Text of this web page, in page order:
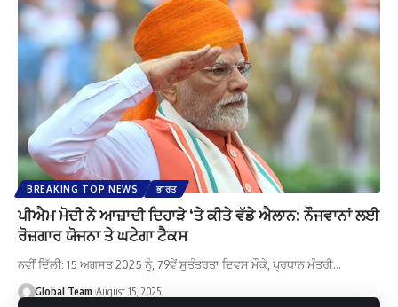
BREAKING TOP NEWS ਭਾਰਤ
ਪੀਐਮ ਮੋਦੀ ਨੇ ਆਜ਼ਾਦੀ ਦਿਹਾੜੇ ‘ਤੇ ਕੀਤੇ ਵੱਡੇ ਐਲਾਨ: ਨੌਜਵਾਨਾਂ ਲਈ
ਰੋਜ਼ਗਾਰ ਯੋਜਨਾ ਤੇ ਘਟੇਗਾ ਟੈਕਸ
ਨਵੀਂ ਦਿੱਲੀ: 15 ਅਗਸਤ 2025 ਨੂੰ, 79ਵੇਂ ਸੁਤੰਤਰਤਾ ਦਿਵਸ ਮੌਕੇ, ਪ੍ਰਧਾਨ ਮੰਤਰੀ…
Global Team August 15, 2025